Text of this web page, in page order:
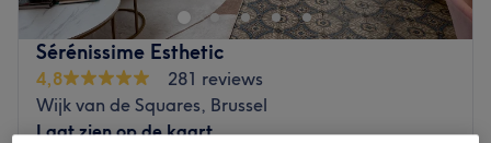
Sérénissime Esthetic
4,8
281 reviews
Wijk van de Squares, Brussel
Laat zien op de kaart